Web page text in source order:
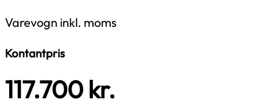
Varevogn inkl. moms
Kontantpris
117.700 kr.